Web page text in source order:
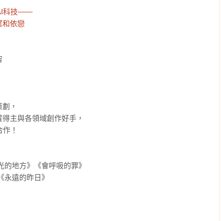
科技——
和依戀
，
主與各領域創作好手，
！
地方》《會呼吸的罪》
遠的昨日》